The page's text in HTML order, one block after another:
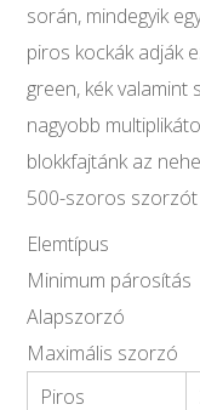
során, mindegyik
piros kockák adják
green, kék valamint
nagyobb
blokkfajtánk az
500-szoros
Elemtípus
Minimum párosítás
Alapszorzó
Maximális szorzó
Piros